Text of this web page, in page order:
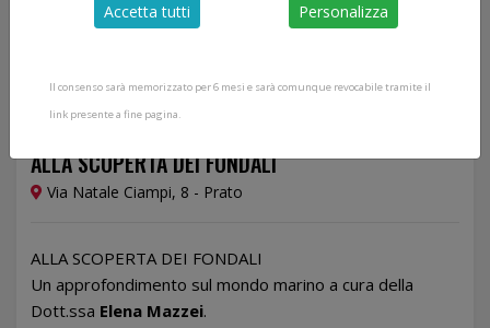
ALLA SCOPERTA DEI FONDALI
Via Natale Ciampi, 8 - Prato
ALLA SCOPERTA DEI FONDALI
Un approfondimento sul mondo marino a cura della
Dott.ssa Elena Mazzei.
Accetta tutti Personalizza
Il consenso sarà memorizzato per 6 mesi e sarà comunque revocabile tramite il
link presente a fine pagina.